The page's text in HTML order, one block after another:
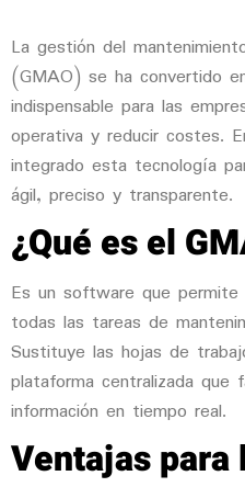
La gestión del
(GMAO) se ha convertido
indispensable para las
operativa y reducir costes.
integrado esta tecnología
ágil, preciso y transparente.
¿Qué es el
Es un software que
todas las tareas de
Sustituye las hojas de
plataforma centralizada que
información en tiempo real.
Ventajas